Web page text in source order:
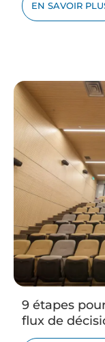
EN SAVOIR
9 étapes
flux de